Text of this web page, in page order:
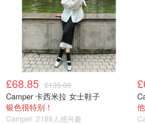
£68.85 £135.00
Camper 卡西米拉 女士鞋子
银色很特别！
Camper 2188人感兴趣